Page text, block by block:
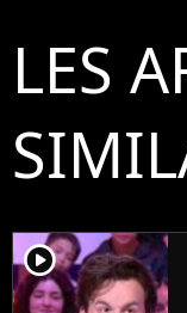
LES
player2